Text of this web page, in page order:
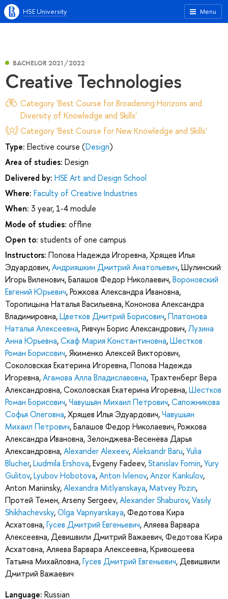
Menu
HSE University
BACHELOR 2021/2022
Сreative Technologies
Category 'Best Course for Broadening Horizons and
Diversity of Knowledge and Skills'
Category 'Best Course for New Knowledge and Skills'
Type: Elective course (Design)
Area of studies: Design
Delivered by: HSE Art and Design School
Where: Faculty of Creative Industries
When: 3 year, 1-4 module
Mode of studies: offline
Open to: students of one campus
Instructors: Попова Надежда Игоревна,Хрящев Илья
Эдуардович,Андрияшкин Дмитрий Анатольевич,Шулинский
Игорь Виленович,Балашов Федор Николаевич,Вороновский
Евгений Юрьевич,Рожкова Александра Ивановна,
Торопицына Наталья Васильевна,Кононова Александра
Владимировна,Цветков Дмитрий Борисович,Платонова
Наталья Алексеевна,Ривчун Борис Александрович,Лузина
Анна Юрьевна,Скаф Мария Константиновна,Шестков
Роман Борисович, Якименко Алексей Викторович,
Соколовская Екатерина Игоревна,Попова Надежда
Игоревна,Агамова Алла Владиславовна, Трахтенберг Вера
Александровна,Соколовская Екатерина Игоревна,Шестков
Роман Борисович,Чавушьян Михаил Петрович,Сапожникова
Софья Олеговна,Хрящев Илья Эдуардович,Чавушьян
Михаил Петрович,Балашов Федор Николаевич,Рожкова
Александра Ивановна, Зелонджева-Весенёва Дарья
Александровна,Alexander Alexeev,Aleksandr Baru,Yulia
Blucher,Liudmila Ershova,Evgeny Fadeev,Stanislav Fomin,Yury
Gulitov,Lyubov Hobotova,Anton Ivlenov,Anzor Kankulov,
Anton Mariinsky,Alexandra Mitlyanskaya, Matvey Pozin,
Протей Темен,Arseny Sergeev,Alexander Shaburov,Vasily
Shikhachevsky,Olga Vapnyarskaya,Федотова Кира
Асхатовна,Гусев Дмитрий Евгеньевич,Аляева Варвара
Алексеевна,Девишвили Дмитрий Важаевич,Федотова Кира
Асхатовна,Аляева Варвара Алексеевна,Кривошеева
Татьяна Михайловна,Гусев Дмитрий Евгеньевич,Девишвили
Дмитрий Важаевич
Language: Russian